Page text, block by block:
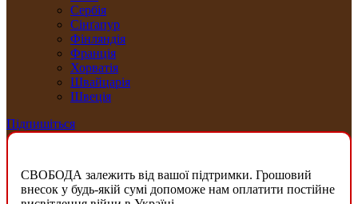
Сербія
Сінґапур
Фінляндія
Франція
Хорватія
Швайцарія
Швеція
Підпишіться
СВОБОДА залежить від вашої підтримки. Грошовий
внесок у будь-якій сумі допоможе нам оплатити постійне